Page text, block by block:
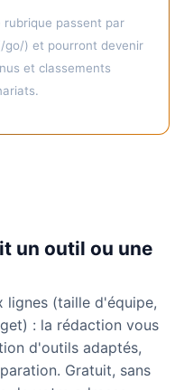
rubrique passent par
go/) et pourront devenir
et classements
un outil ou une
lignes (taille d'équipe,
: la rédaction vous
d'outils adaptés,
Gratuit, sans